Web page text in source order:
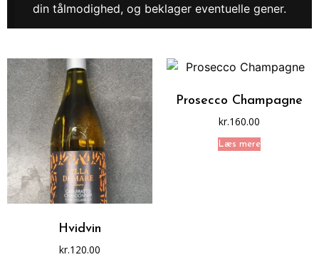
din tålmodighed, og beklager eventuelle gener.
Hvidvin
kr.120.00
Prosecco Champagne
kr.160.00
Læs mere